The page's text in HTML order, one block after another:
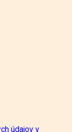
údajov v